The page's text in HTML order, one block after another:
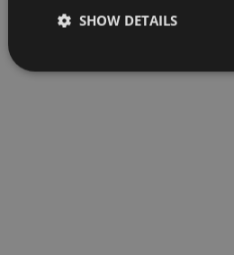
SHOW DETAILS